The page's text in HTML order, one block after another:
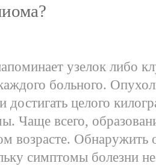
узелок либо
больного.
достигать целого
Чаще всего,
возрасте. Обнаружить
симптомы болезни